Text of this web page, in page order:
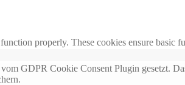
properly. These cookies ensure basic
GDPR Cookie Consent Plugin gesetzt.